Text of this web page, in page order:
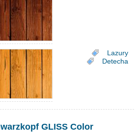
Lazury
Detecha
GLISS Color